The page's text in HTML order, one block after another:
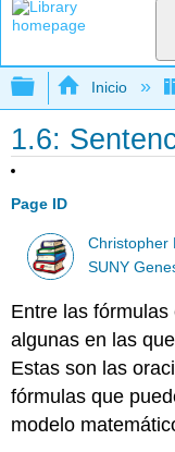
Expandir/
Inicio
1.6:
Page ID
Christopher
SUNY
Entre las
algunas en las
Estas son las
fórmulas que
modelo